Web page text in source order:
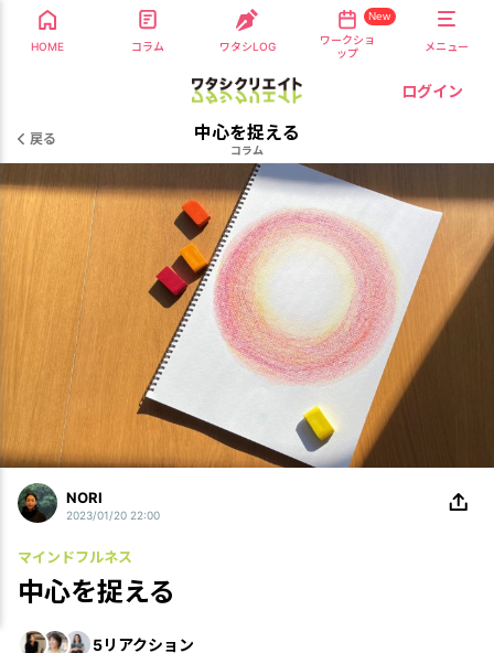
HOME コラム ワタシLOG
New
ワークショ
ップ
メニュー
ログイン
戻る 中心を捉える
コラム
NORI
2023/01/20 22:00
マインドフルネス
中心を捉える
5リアクション